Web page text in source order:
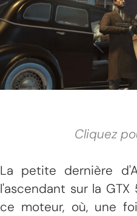
Cliquez
La petite dernière
l'ascendant sur la
ce moteur, où, une